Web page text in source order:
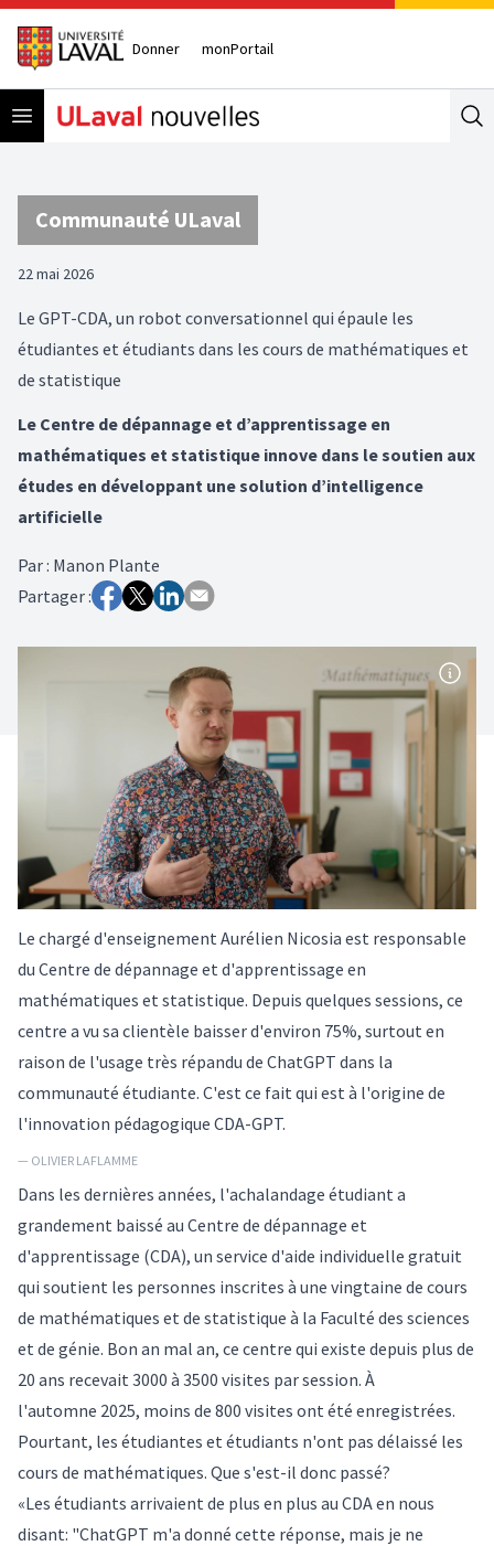
Donner monPortail
Open menu
Communauté ULaval
22 mai 2026
Le GPT-CDA, un robot conversationnel qui épaule les
étudiantes et étudiants dans les cours de mathématiques et
de statistique
Le Centre de dépannage et d’apprentissage en
mathématiques et statistique innove dans le soutien aux
études en développant une solution d’intelligence
artificielle
Par: Manon Plante
Partager :
Le chargé d'enseignement Aurélien Nicosia est responsable
du Centre de dépannage et d'apprentissage en
mathématiques et statistique. Depuis quelques sessions, ce
centre a vu sa clientèle baisser d'environ 75%, surtout en
raison de l'usage très répandu de ChatGPT dans la
communauté étudiante. C'est ce fait qui est à l'origine de
l'innovation pédagogique CDA-GPT.
— OLIVIER LAFLAMME
Dans les dernières années, l'achalandage étudiant a
grandement baissé au Centre de dépannage et
d'apprentissage (CDA), un service d'aide individuelle gratuit
qui soutient les personnes inscrites à une vingtaine de cours
de mathématiques et de statistique à la Faculté des sciences
et de génie. Bon an mal an, ce centre qui existe depuis plus de
20 ans recevait 3000 à 3500 visites par session. À
l'automne 2025, moins de 800 visites ont été enregistrées.
Pourtant, les étudiantes et étudiants n'ont pas délaissé les
cours de mathématiques. Que s'est-il donc passé?
«Les étudiants arrivaient de plus en plus au CDA en nous
disant: "ChatGPT m'a donné cette réponse, mais je ne